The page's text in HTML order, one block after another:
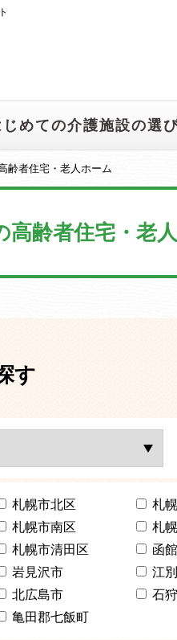
じめての介護施設の選
齢者住宅・老人ホーム
高齢者住宅・老
す
札幌市北区 札
札幌市南区 札
札幌市清田区 函
岩見沢市 江
北広島市 石
亀田郡七飯町